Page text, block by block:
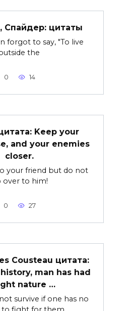
Спайдер: цитаты
forgot to say, "To live
the
0 14
Keep your
and your enemies
closer.
your friend but do not
over to him!
0 27
Cousteau цитата:
man has had
nature …
survive if one has no